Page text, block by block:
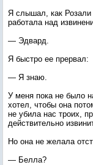
Я слышал, как
работала над
— Эдвард.
Я быстро ее прервал:
— Я знаю.
У меня пока не было
хотел, чтобы она
не убила нас троих,
действительно
Но она не желала
— Белла?